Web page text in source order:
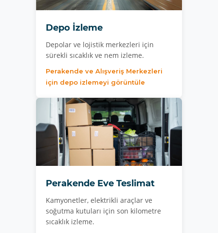
Depo İzleme
Depolar ve lojistik merkezleri için
sürekli sıcaklık ve nem izleme.
Perakende ve Alışveriş Merkezleri
için depo izlemeyi görüntüle
Perakende Eve Teslimat
Kamyonetler, elektrikli araçlar ve
soğutma kutuları için son kilometre
sıcaklık izleme.